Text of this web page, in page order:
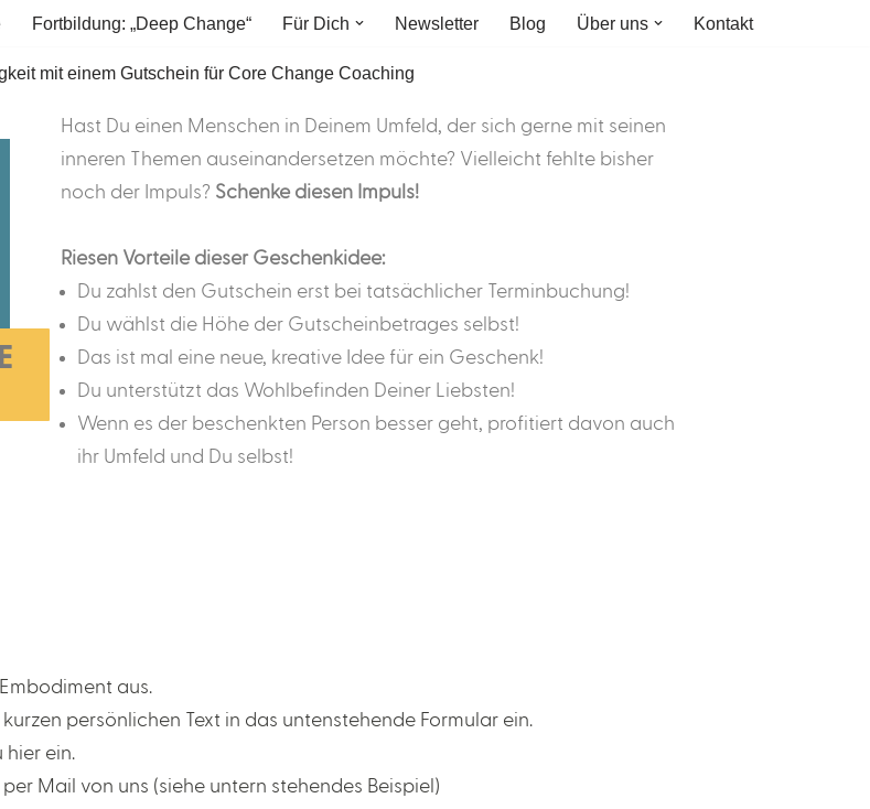
Fortbildung: „Deep Change“ Für Dich Newsletter Blog Über uns Kontakt
Hast Du einen Menschen in Deinem Umfeld, der sich gerne mit seinen
inneren Themen auseinandersetzen möchte? Vielleicht fehlte bisher
noch der Impuls? Schenke diesen Impuls!
Riesen Vorteile dieser Geschenkidee:
Du zahlst den Gutschein erst bei tatsächlicher Terminbuchung!
Du wählst die Höhe der Gutscheinbetrages selbst!
Das ist mal eine neue, kreative Idee für ein Geschenk!
Du unterstützt das Wohlbefinden Deiner Liebsten!
Wenn es der beschenkten Person besser geht, profitiert davon auch
ihr Umfeld und Du selbst!
aus.
persönlichen Text in das untenstehende Formular ein.
hier ein.
Mail von uns (siehe untern stehendes Beispiel)